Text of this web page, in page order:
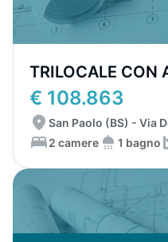
TRILOCALE CON
€ 108.863
San Paolo (BS) - Via
2 camere
1 bagno